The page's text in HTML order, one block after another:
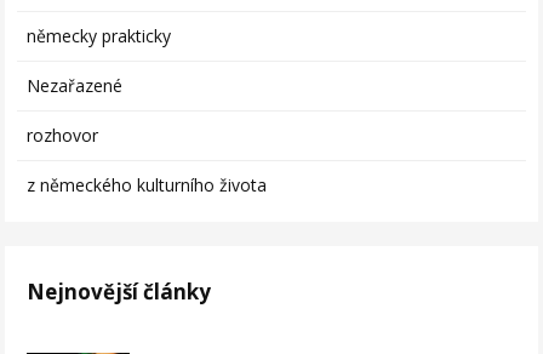
německy prakticky
Nezařazené
rozhovor
z německého kulturního života
Nejnovější články